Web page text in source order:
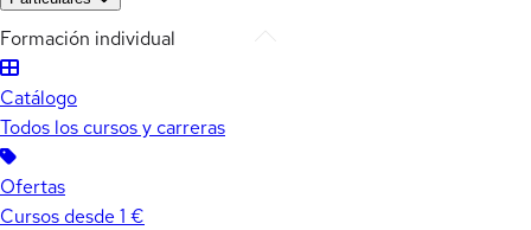
Formación individual
Catálogo
Todos los cursos y carreras
Ofertas
Cursos desde 1 €